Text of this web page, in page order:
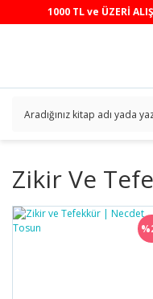
1000 TL ve ÜZERİ
Zikir Ve